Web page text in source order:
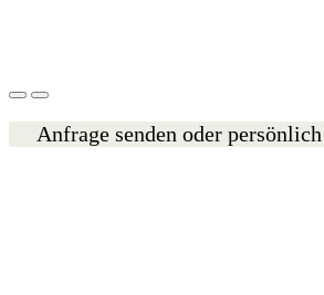
Anfrage senden oder